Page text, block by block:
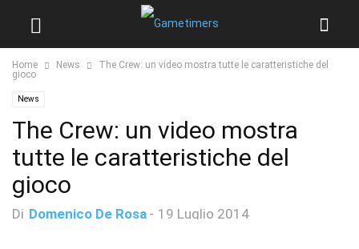
Home News
The Crew: un video mostra tutte le caratteristiche del
gioco
News
The Crew: un video mostra
tutte le caratteristiche del
gioco
Di Domenico De Rosa - 19 Luglio 2014